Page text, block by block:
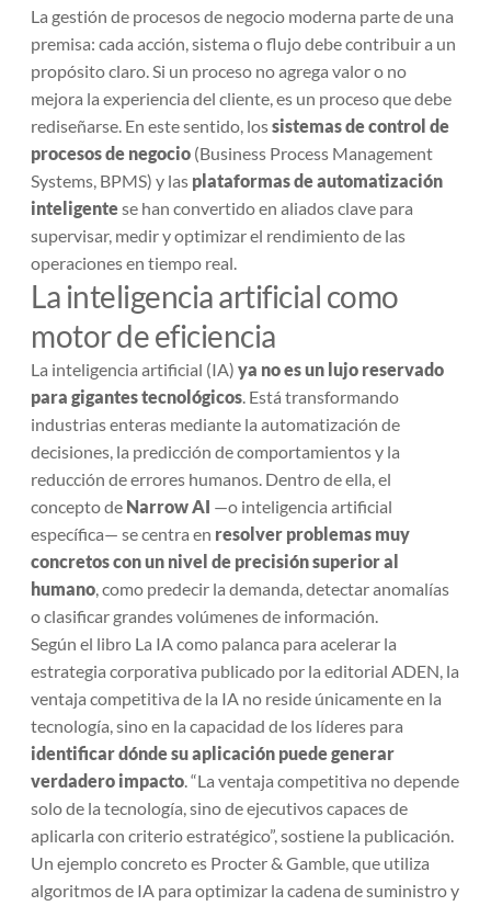
La gestión de procesos de negocio moderna parte de una
premisa: cada acción, sistema o flujo debe contribuir a un
propósito claro. Si un proceso no agrega valor o no
mejora la experiencia del cliente, es un proceso que debe
rediseñarse. En este sentido, lossistemas de control de
procesos de negocio (Business Process Management
Systems, BPMS) y las plataformas de automatización
inteligentese han convertido en aliados clave para
supervisar, medir y optimizar el rendimiento de las
operaciones en tiempo real.
La inteligencia artificial como
motor de eficiencia
La inteligencia artificial (IA) ya no es un lujo reservado
para gigantes tecnológicos. Está transformando
industrias enteras mediante la automatización de
decisiones, la predicción de comportamientos y la
reducción de errores humanos. Dentro de ella, el
concepto de Narrow AI —o inteligencia artificial
específica— se centra en resolver problemas muy
concretos con un nivel de precisión superior al
humano, como predecir la demanda, detectar anomalías
o clasificar grandes volúmenes de información.
Según el libro La IA como palanca para acelerar la
estrategia corporativa publicado por la editorial ADEN, la
ventaja competitiva de la IA no reside únicamente en la
tecnología, sino en la capacidad de los líderes para
identificar dónde su aplicación puede generar
verdadero impacto. “La ventaja competitiva no depende
solo de la tecnología, sino de ejecutivos capaces de
aplicarla con criterio estratégico”, sostiene la publicación.
Un ejemplo concreto es Procter & Gamble, que utiliza
algoritmos de IA para optimizar la cadena de suministro y